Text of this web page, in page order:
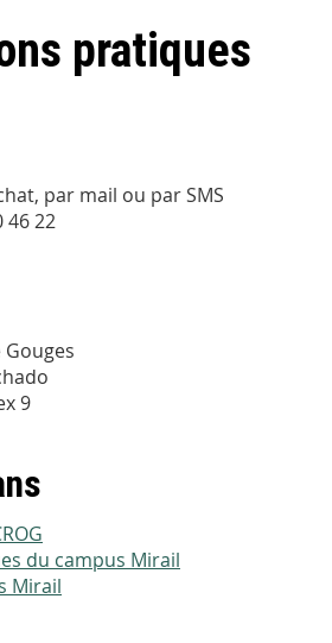
pratiques
par mail ou par SMS
46 22
9
du campus Mirail
Mirail